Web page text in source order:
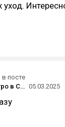
в посте
На двух станциях метро в Санкт-Петербурге запустили оплату проезда «лицом» 05.03.2025